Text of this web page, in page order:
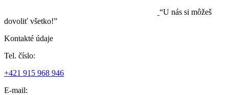
“U nás si môžeš
dovoliť všetko!”
Kontakté údaje
Tel. číslo:
+421 915 968 946
E-mail: